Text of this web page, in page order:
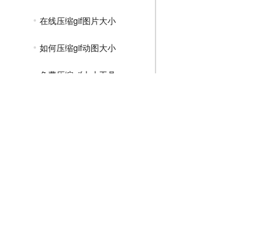
在线压缩gif图片大小
如何压缩gif动图大小
免费压缩gif大小工具